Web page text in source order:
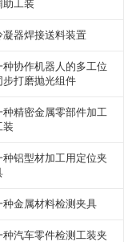
助工装
凝器焊接送料装置
种协作机器人的多工位
步打磨抛光组件
种精密金属零部件加工
装
种铝型材加工用定位夹
种金属材料检测夹具
种汽车零件检测工装夹